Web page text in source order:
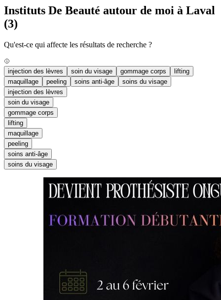
Instituts De Beauté autour de moi à Laval
(3)
Qu'est-ce qui affecte les résultats de recherche ?
injection des lèvres soin du visage gommage corps
lifting
maquillage
peeling soins anti-âge
soins du visage
injection des lèvres
soin du visage
gommage corps
lifting
maquillage
peeling
soins anti-âge
soins du visage